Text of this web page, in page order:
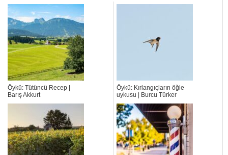
Öykü: Tütüncü Recep |
Barış Akkurt
Öykü: Kırlangıçların öğle
uykusu | Burcu Türker